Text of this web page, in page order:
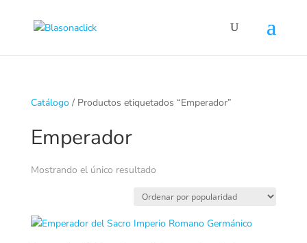
Catálogo/ Productos etiquetados “Emperador”
Emperador
Mostrando el único resultado